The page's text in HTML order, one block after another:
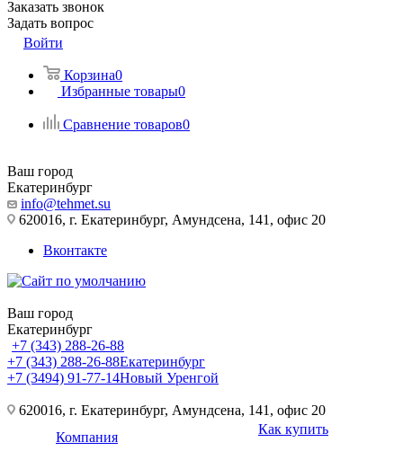
Заказать звонок
Задать вопрос
Войти
Корзина0
Избранные товары0
Сравнение товаров0
Ваш город
Екатеринбург
info@tehmet.su
620016, г. Екатеринбург, Амундсена, 141, офис 20
Вконтакте
Ваш город
Екатеринбург
+7 (343) 288-26-88
+7 (343) 288-26-88Екатеринбург
+7 (3494) 91-77-14Новый Уренгой
620016, г. Екатеринбург, Амундсена, 141, офис 20
Компания
Как купить